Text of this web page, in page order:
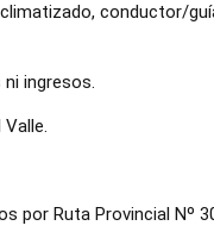
conductor/
ni ingresos.
por Ruta Provincial Nº